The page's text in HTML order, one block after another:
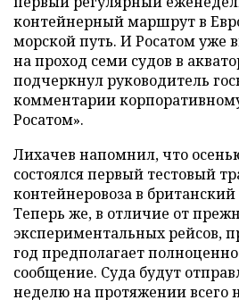
контейнерный маршрут в
морской путь. И Росатом уже
на проход семи судов в
подчеркнул руководитель
комментарии
Росатом».
Лихачев напомнил, что
состоялся первый тестовый
контейнеровоза в
Теперь же, в отличие от
экспериментальных рейсов,
год предполагает
сообщение. Суда будут
неделю на протяжении всего